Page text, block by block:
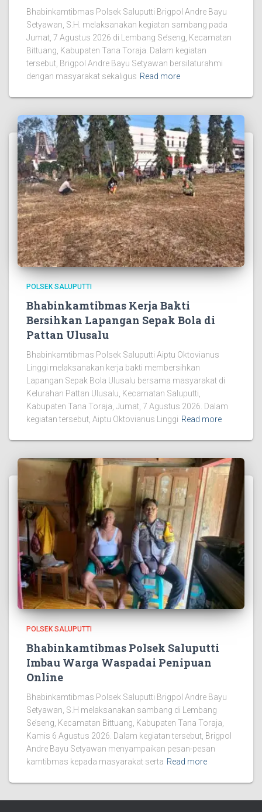
Bhabinkamtibmas Polsek Saluputti Brigpol Andre Bayu
Setyawan, S.H. melaksanakan kegiatan sambang pada
Jumat, 7 Agustus 2026 di Lembang Se’seng, Kecamatan
Bittuang, Kabupaten Tana Toraja. Dalam kegiatan
tersebut, Brigpol Andre Bayu Setyawan bersilaturahmi
dengan masyarakat sekaligus Read more
POLSEK SALUPUTTI
Bhabinkamtibmas Kerja Bakti
Bersihkan Lapangan Sepak Bola di
Pattan Ulusalu
Bhabinkamtibmas Polsek Saluputti Aiptu Oktovianus
Linggi melaksanakan kerja bakti membersihkan
Lapangan Sepak Bola Ulusalu bersama masyarakat di
Kelurahan Pattan Ulusalu, Kecamatan Saluputti,
Kabupaten Tana Toraja, Jumat, 7 Agustus 2026. Dalam
kegiatan tersebut, Aiptu Oktovianus Linggi Read more
POLSEK SALUPUTTI
Bhabinkamtibmas Polsek Saluputti
Imbau Warga Waspadai Penipuan
Online
Bhabinkamtibmas Polsek Saluputti Brigpol Andre Bayu
Setyawan, S.H melaksanakan sambang di Lembang
Se’seng, Kecamatan Bittuang, Kabupaten Tana Toraja,
Kamis 6 Agustus 2026. Dalam kegiatan tersebut, Brigpol
Andre Bayu Setyawan menyampaikan pesan-pesan
kamtibmas kepada masyarakat serta Read more